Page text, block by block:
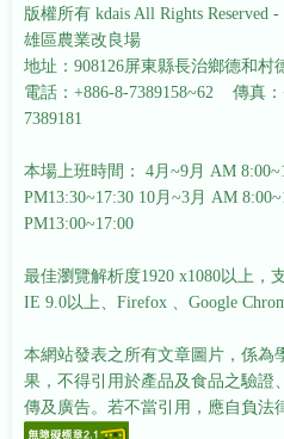
版權所有 kdais All Rights Reserved
雄區農業改良場
地址：908126屏東縣長治鄉德和村
電話：+886-8-7389158~62 傳真：
7389181
本場上班時間： 4月~9月 AM
PM13:30~17:30 10月~3月 AM
PM13:00~17:00
最佳瀏覽解析度1920 x1080以上，
IE 9.0以上、Firefox 、Google
本網站發表之所有文章圖片，係為
果，不得引用於產品及食品之驗證
傳及廣告。若不當引用，應自負法